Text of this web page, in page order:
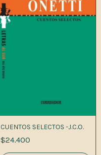
CUENTOS SELECTOS -J.C.O.
$24.400